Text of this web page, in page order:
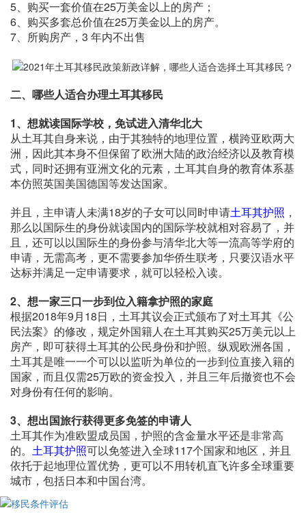
5、购买一套价值在25万美金以上的房产；
6、购买多套总价值在25万美金以上的房产。
7、所购房产，3 年内不出售
二、哪些人适合办理土耳其移民
1、想就读国际学校，免试进入清华北大
从土耳其自身来说，由于其独特的地理位置，横跨亚欧两大
洲，因此其本身不但保留了欧洲大陆的政治经济以及教育模
式，同时还拥有亚洲文化的元素，土耳其自身的教育体系基
本仿照英国美国德国等发达国家。
并且，主申请人未满18岁的子女可以同时申请土耳其护照 ，
那么以国际生的身份就读国内的国际学校就相对容易了，并
且，还可以以国际生的身份参与清华北大等一流高等学府的
申请，无需高考，更不需要参加华侨生联考，只要汉语水平
达标并满足一定申请要求，就可以轻松入读。
2、想一家三口一步到位入籍拿护照的家庭
根据2018年9月18日，土耳其议会正式颁布了对土耳其《公
民法案》的修改，规定外国籍人在土耳其购买25万美元以上
房产，即可获得土耳其的公民身份和护照。纵观欧洲各国，
土耳其是唯一一个可以以监听为单位的一步到位直接入籍的
国家，而且仅需25万欧的资金投入，并且三年后撤资也不会
对身份有任何的影响。
3、想出国旅行获得更多免签的申请人
土耳其作为准欧盟成员国，护照的含金量水平还是非常高
的。 土耳其护照可以免签进入全球117个国家和地区，并且
依托于起地理位置优势，更可以不用转机直飞许多全球重要
城市，包括日本和中国台湾。